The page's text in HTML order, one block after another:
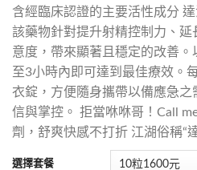
含經臨床認證的主要活性成分
該藥物針對提升射精控制力、
意度，帶來顯著且穩定的改善。
至3小時內即可達到最佳療效。
衣錠，方便隨身攜帶以備應急之
信與掌控。 拒當咻咻哥！Call
劑，舒爽快感不打折 江湖俗稱“
選擇套餐